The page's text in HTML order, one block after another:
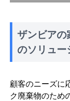
ザンビアの
のソリュー
顧客のニーズに
ク廃棄物のため